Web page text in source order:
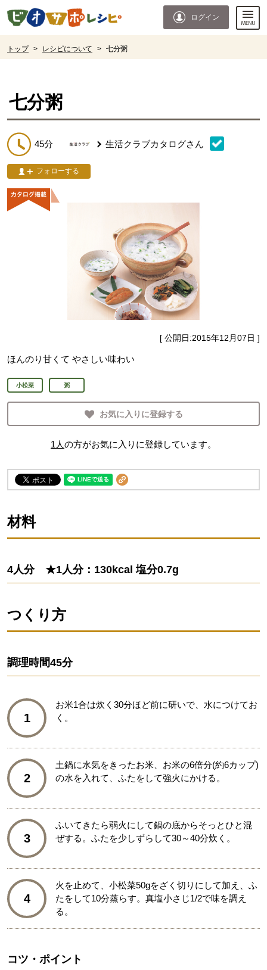
ページの先頭です。
ログイン
トップ > レシピについて > 七分粥
七分粥
45分 生活クラブカタログさん
フォローする
[ 公開日:2015年12月07日 ]
ほんのり甘くて やさしい味わい
小松菜 粥
お気に入りに登録する
1 人の方がお気に入りに登録しています。
材料
4人分 ★1人分：130kcal 塩分0.7g
つくり方
調理時間45分
1
お米1合は炊く30分ほど前に研いで、水につけてお
く。
2
土鍋に水気をきったお米、お米の6倍分(約6カップ)
の水を入れて、ふたをして強火にかける。
3
ふいてきたら弱火にして鍋の底からそっとひと混
ぜする。ふたを少しずらして30～40分炊く。
4
火を止めて、小松菜50gをざく切りにして加え、ふ
たをして10分蒸らす。真塩小さじ1/2で味を調え
る。
コツ・ポイント